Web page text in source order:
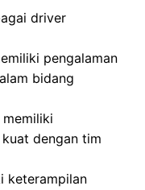
driver
pengalaman
bidang
dengan tim
keterampilan